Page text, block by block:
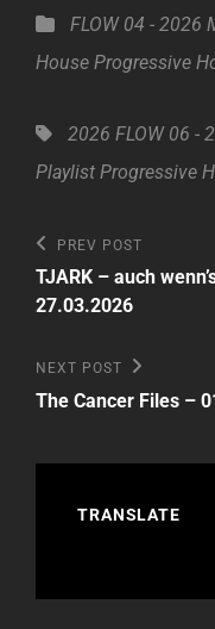
Categories
FLOW 04 - 2026
House Progressive
Tags,2026 FLOW 06 -
Playlist Progressive
Previous
Post
PREV POST
TJARK – auch
27.03.2026
Next
Post
NEXT POST
The Cancer Files –
TRANSLATE